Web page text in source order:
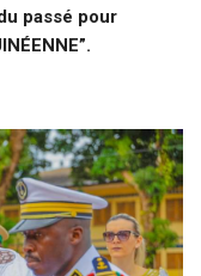
passé pour